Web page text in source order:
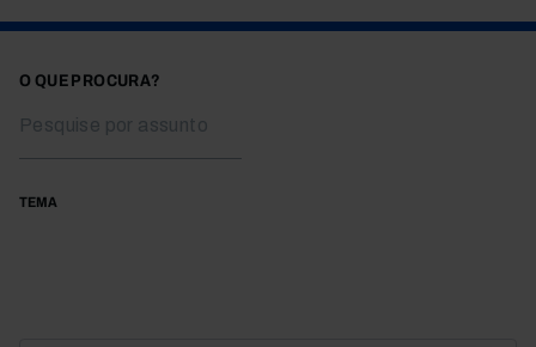
O QUE PROCURA?
TEMA